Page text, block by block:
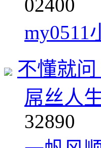
02400
my0511
不懂就
屌丝人
32890